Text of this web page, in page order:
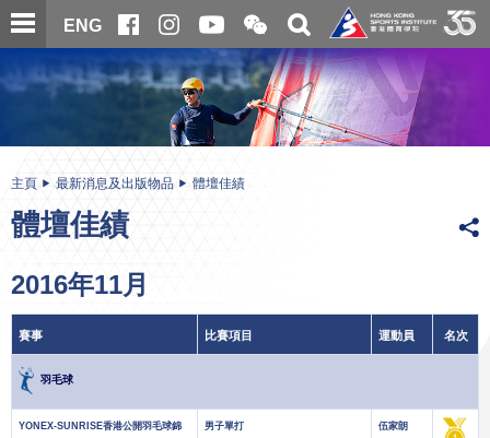
跳
至
內
ENG
開
合
微
信
二
維
碼
關
搜
尋
内
主頁 最新消息及出版物品 體壇佳績
體壇佳績
2016年11月
賽事 比賽項目 運動員 名次
羽毛球
YONEX-SUNRISE香港公開羽毛球錦
男子單打 伍家朗